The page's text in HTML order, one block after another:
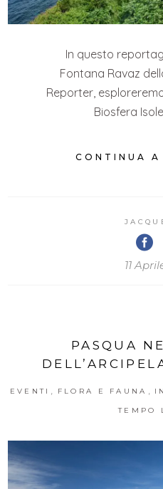
In questo
Fontana Ravaz
Reporter,
Biosfera
CONTINUA A
11
PASQUA
EVENTI , FLORA E FAUNA ,
TEMPO